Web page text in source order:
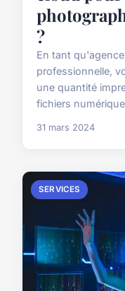
?
En tant
professionnelle,
une quantité
fichiers
31 mars 2024
SERVICES